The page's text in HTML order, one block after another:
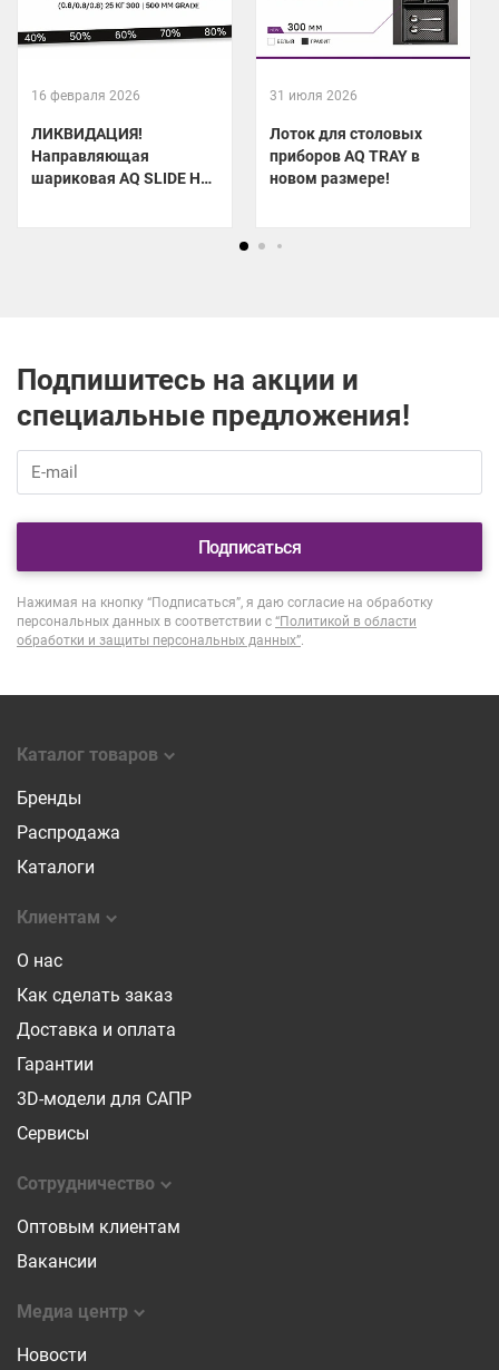
16 февраля 2026
ЛИКВИДАЦИЯ!
Направляющая
шариковая AQ SLIDE Н35
31 июля 2026
Лоток для столовых
приборов AQ TRAY в
новом размере!
Подпишитесь на акции и
специальные предложения!
Подписаться
Нажимая на кнопку “Подписаться”, я даю согласие на обработку
персональных данных в соответствии с “Политикой в области
обработки и защиты персональных данных”.
Каталог товаров
Бренды
Распродажа
Каталоги
Клиентам
О нас
Как сделать заказ
Доставка и оплата
Гарантии
3D-модели для САПР
Сервисы
Сотрудничество
Оптовым клиентам
Вакансии
Медиа центр
Новости